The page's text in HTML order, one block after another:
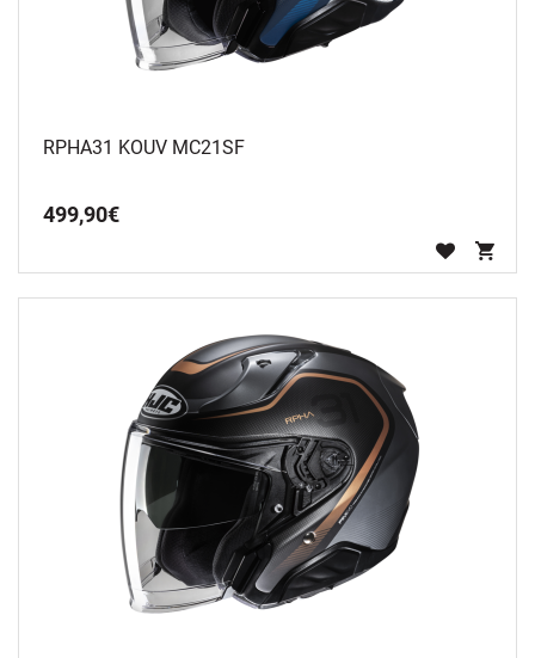
RPHA31 KOUV MC21SF
499,90€